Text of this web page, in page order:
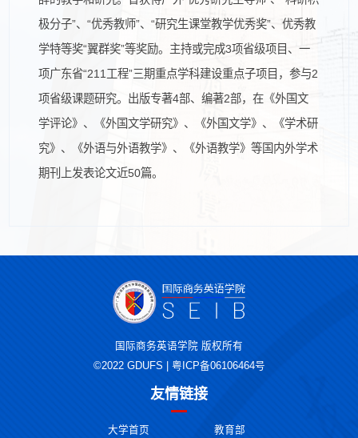
极分子”、“优秀教师”、“研究生课堂教学优秀奖”、优秀教
学特等奖“翼群奖”等奖励。主持或完成3项省级项目、一
项广东省“211工程”三期重点学科建设重点子项目，参与2
项省级课题研究。出版专著4部、编著2部，在《外国文
学评论》、《外国文学研究》、《外国文学》、《学术研
究》、《外语与外语教学》、《外语教学》等国内外学术
期刊上发表论文近50篇。
国际商务英语学院 版权所有
©2022 GDUFS | 粤ICP备06106464号
友情链接
大学首页 教育部